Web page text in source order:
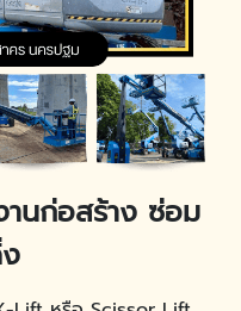
านก่อสร้าง ซ่อม